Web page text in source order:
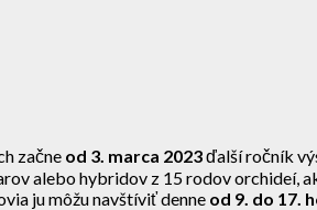
začne od 3. marca 2023ďalší ročník
alebo hybridov z 15 rodov orchideí,
ju môžu navštíviť denne od 9. do 17.